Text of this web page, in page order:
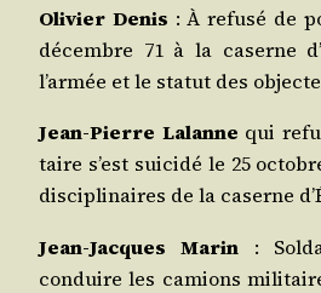
Oli­vier Denis : À refu­sé de
décembre 71 à la caserne
l’armée et le sta­tut des
Jean‑Pierre Lalanne qui
taire s’est sui­ci­dé le 25
dis­ci­pli­naires de la caserne
Jean‑Jacques Marin :
conduire les camions